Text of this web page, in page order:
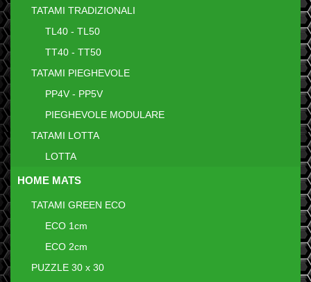
TATAMI TRADIZIONALI
TL40 - TL50
TT40 - TT50
TATAMI PIEGHEVOLE
PP4V - PP5V
PIEGHEVOLE MODULARE
TATAMI LOTTA
LOTTA
HOME MATS
TATAMI GREEN ECO
ECO 1cm
ECO 2cm
PUZZLE 30 x 30